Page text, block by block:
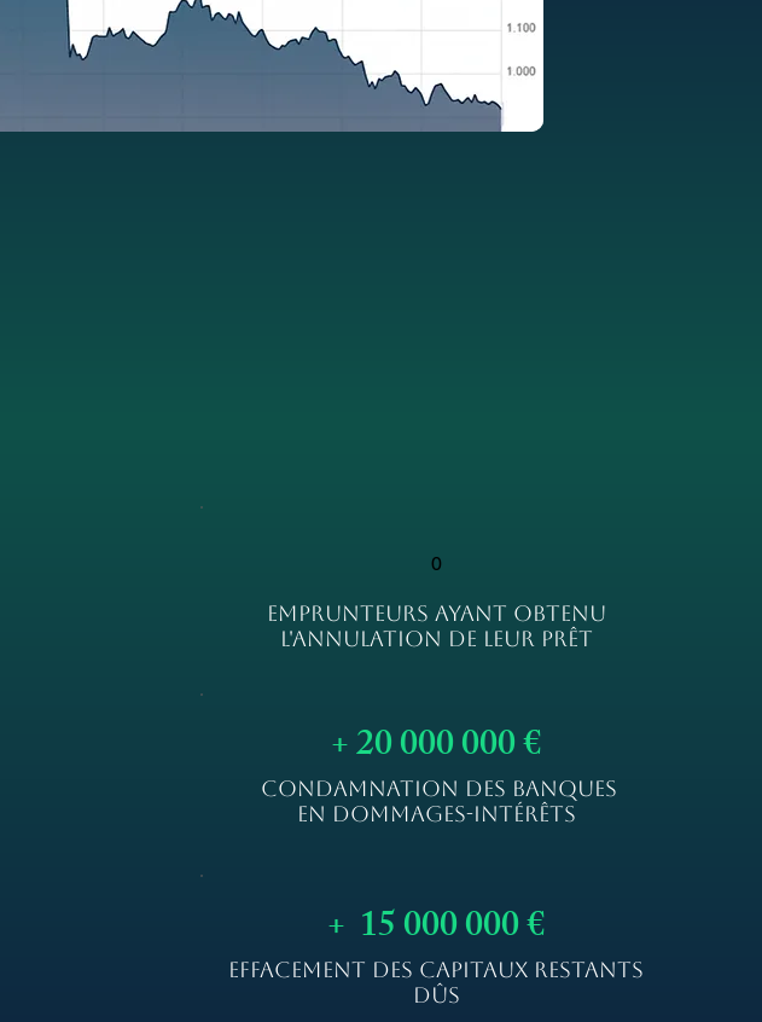
0
EMPRUNTEURS AYANT OBTENU
L'ANNULATION DE LEUR PRÊT
+ 20 000 000 €
CONDAMNATION DES BANQUES
EN DOMMAGES-INTÉRÊTS
+ 15 000 000 €
EFFACEMENT DES CAPITAUX RESTANTS
DÛS